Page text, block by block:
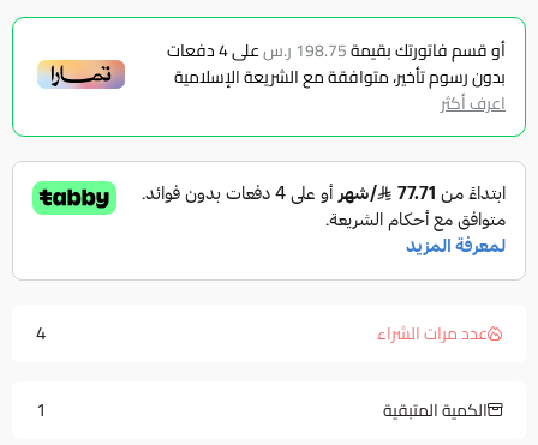
أو قسم فاتورتك بقيمة198.75 ر.س على4دفعات
بدون رسوم تأخير، متوافقة مع الشريعة الإسلامية
اعرف أكثر
عدد مرات الشراء 4
الكمية المتبقية 1